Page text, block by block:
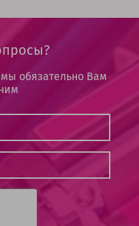
обязательно Вам